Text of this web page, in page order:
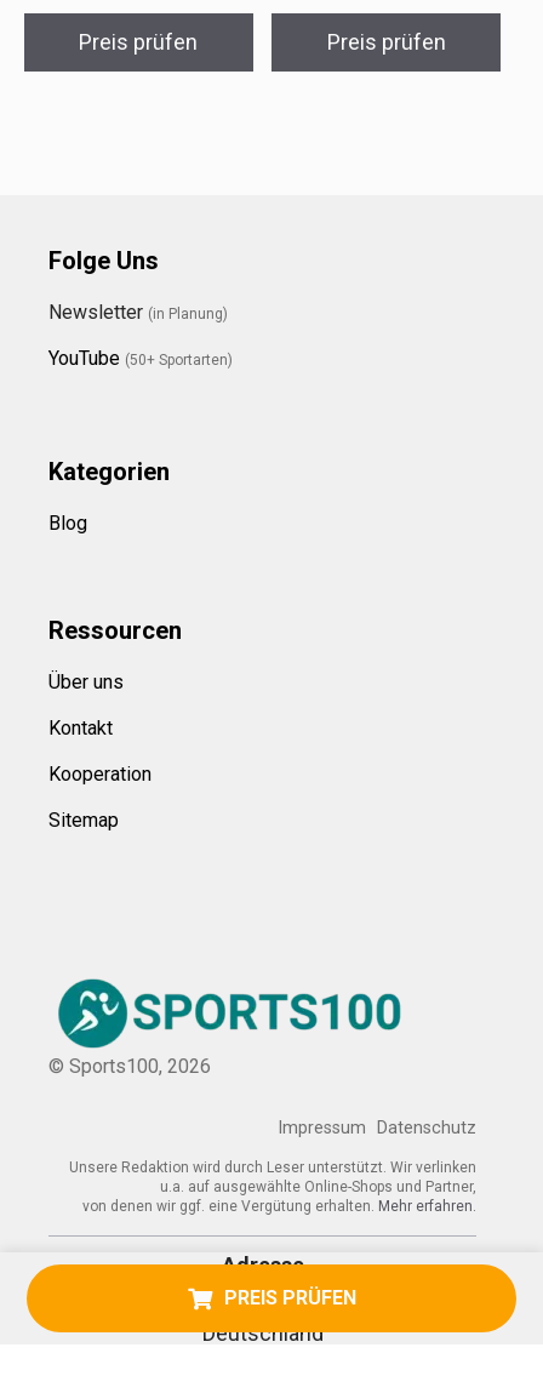
Preis prüfen Preis prüfen
PREIS PRÜFEN
Folge Uns
Newsletter (in Planung)
YouTube (50+ Sportarten)
Kategorien
Blog
Ressourcen
Über uns
Kontakt
Kooperation
Sitemap
© Sports100, 2026
Impressum Datenschutz
Unsere Redaktion wird durch Leser unterstützt. Wir verlinken
u.a. auf ausgewählte Online-Shops und Partner,
von denen wir ggf. eine Vergütung erhalten. Mehr erfahren.
Adresse
Am Kurpark 3, 57368 Lennestadt,
Deutschland